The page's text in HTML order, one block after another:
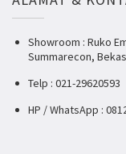
Showroom : Ruko
Summarecon,
Telp : 021-29620593
HP / WhatsApp :